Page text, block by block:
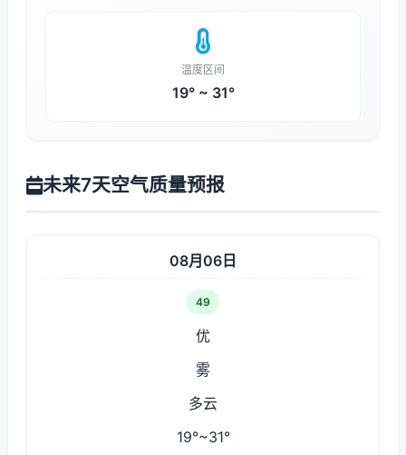
温度区间
19° ~ 31°
未来7天空气质量预报
08月06日
49
优
雾
多云
19°~31°